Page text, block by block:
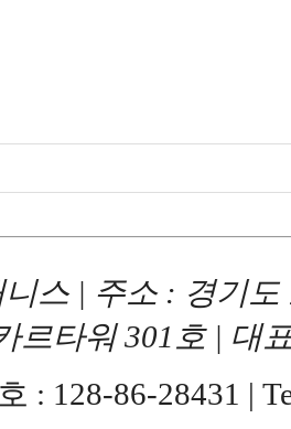
스 | 주소 : 경기
르타워 301호 | 대
: 128-86-28431 |